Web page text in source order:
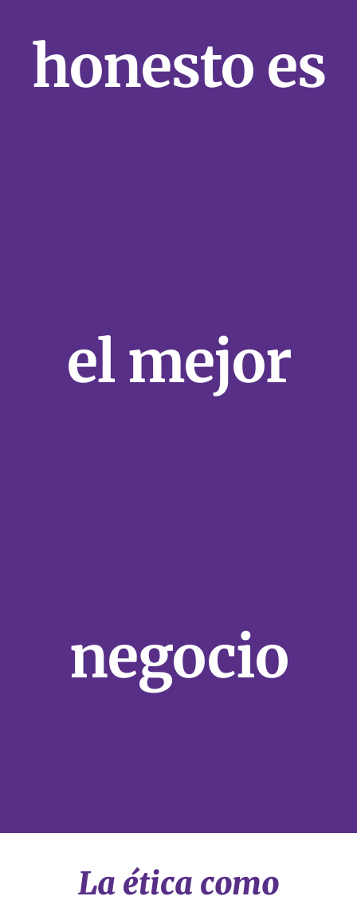
honesto es
el mejor
negocio
La ética como